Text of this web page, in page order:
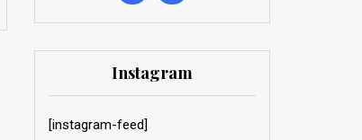
Instagram
[instagram-feed]